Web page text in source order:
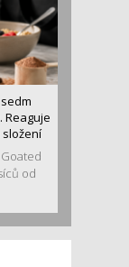
Reaguje
od